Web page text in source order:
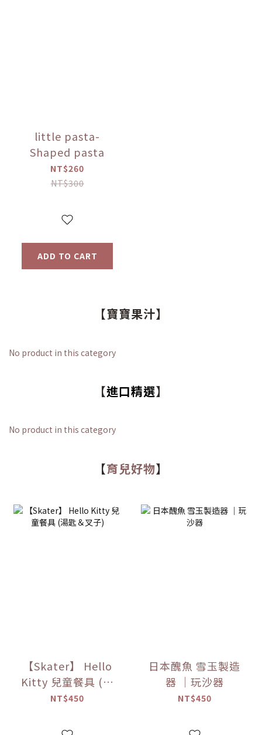
little pasta-
Shaped pasta
NT$260
NT$300
ADD TO CART
【寶寶果汁】
No product in this category
【進口精選】
No product in this category
【育兒好物】
【Skater】 Hello
Kitty 兒童餐具 (湯
匙＆叉子)
NT$450
日本醜魚 雪玉製造
器 ｜玩沙器
NT$450